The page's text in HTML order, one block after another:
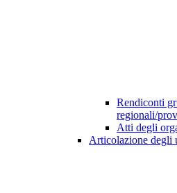
Rendiconti
regionali/
Atti degli
Articolazione degli